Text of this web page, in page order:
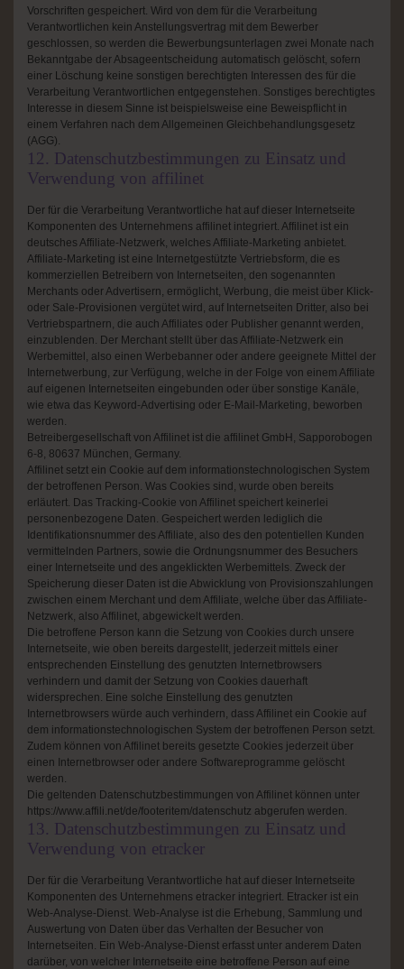
Vorschriften gespeichert. Wird von dem für die Verarbeitung
Verantwortlichen kein Anstellungsvertrag mit dem Bewerber
geschlossen, so werden die Bewerbungsunterlagen zwei Monate nach
Bekanntgabe der Absageentscheidung automatisch gelöscht, sofern
einer Löschung keine sonstigen berechtigten Interessen des für die
Verarbeitung Verantwortlichen entgegenstehen. Sonstiges berechtigtes
Interesse in diesem Sinne ist beispielsweise eine Beweispflicht in
einem Verfahren nach dem Allgemeinen Gleichbehandlungsgesetz
(AGG).
12. Datenschutzbestimmungen zu Einsatz und
Verwendung von affilinet
Der für die Verarbeitung Verantwortliche hat auf dieser Internetseite
Komponenten des Unternehmens affilinet integriert. Affilinet ist ein
deutsches Affiliate-Netzwerk, welches Affiliate-Marketing anbietet.
Affiliate-Marketing ist eine Internetgestützte Vertriebsform, die es
kommerziellen Betreibern von Internetseiten, den sogenannten
Merchants oder Advertisern, ermöglicht, Werbung, die meist über Klick-
oder Sale-Provisionen vergütet wird, auf Internetseiten Dritter, also bei
Vertriebspartnern, die auch Affiliates oder Publisher genannt werden,
einzublenden. Der Merchant stellt über das Affiliate-Netzwerk ein
Werbemittel, also einen Werbebanner oder andere geeignete Mittel der
Internetwerbung, zur Verfügung, welche in der Folge von einem Affiliate
auf eigenen Internetseiten eingebunden oder über sonstige Kanäle,
wie etwa das Keyword-Advertising oder E-Mail-Marketing, beworben
werden.
Betreibergesellschaft von Affilinet ist die affilinet GmbH, Sapporobogen
6-8, 80637 München, Germany.
Affilinet setzt ein Cookie auf dem informationstechnologischen System
der betroffenen Person. Was Cookies sind, wurde oben bereits
erläutert. Das Tracking-Cookie von Affilinet speichert keinerlei
personenbezogene Daten. Gespeichert werden lediglich die
Identifikationsnummer des Affiliate, also des den potentiellen Kunden
vermittelnden Partners, sowie die Ordnungsnummer des Besuchers
einer Internetseite und des angeklickten Werbemittels. Zweck der
Speicherung dieser Daten ist die Abwicklung von Provisionszahlungen
zwischen einem Merchant und dem Affiliate, welche über das Affiliate-
Netzwerk, also Affilinet, abgewickelt werden.
Die betroffene Person kann die Setzung von Cookies durch unsere
Internetseite, wie oben bereits dargestellt, jederzeit mittels einer
entsprechenden Einstellung des genutzten Internetbrowsers
verhindern und damit der Setzung von Cookies dauerhaft
widersprechen. Eine solche Einstellung des genutzten
Internetbrowsers würde auch verhindern, dass Affilinet ein Cookie auf
dem informationstechnologischen System der betroffenen Person setzt.
Zudem können von Affilinet bereits gesetzte Cookies jederzeit über
einen Internetbrowser oder andere Softwareprogramme gelöscht
werden.
Die geltenden Datenschutzbestimmungen von Affilinet können unter
https://www.affili.net/de/footeritem/datenschutz abgerufen werden.
13. Datenschutzbestimmungen zu Einsatz und
Verwendung von etracker
Der für die Verarbeitung Verantwortliche hat auf dieser Internetseite
Komponenten des Unternehmens etracker integriert. Etracker ist ein
Web-Analyse-Dienst. Web-Analyse ist die Erhebung, Sammlung und
Auswertung von Daten über das Verhalten der Besucher von
Internetseiten. Ein Web-Analyse-Dienst erfasst unter anderem Daten
darüber, von welcher Internetseite eine betroffene Person auf eine